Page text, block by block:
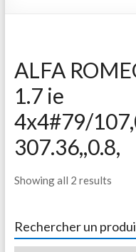
ALFA
1.7 ie
4x4#79/
307.36,,0.8,
Showing all 2 results
Rechercher un